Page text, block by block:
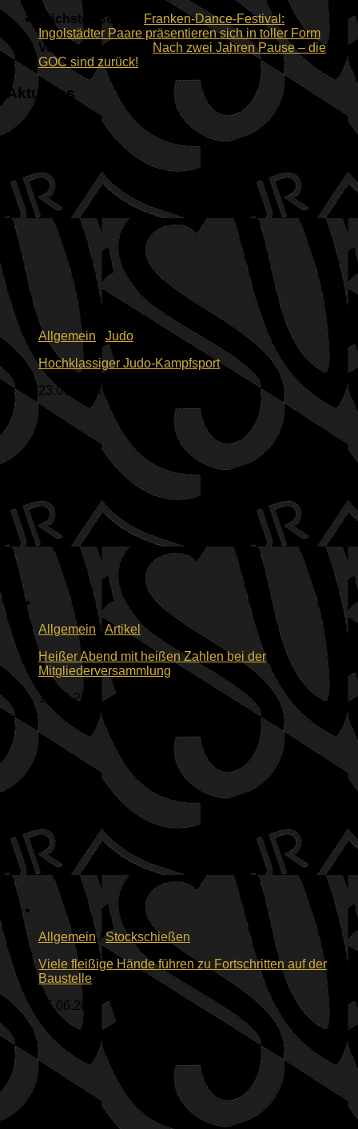
Nächster Beitrag
Franken-Dance-Festival:
Ingolstädter Paare präsentieren sich in toller Form
Vorheriger Beitrag
Nach zwei Jahren Pause – die
GOC sind zurück!
Aktuelles
Allgemein
Judo
Hochklassiger Judo-Kampfsport
23.07.2026
Allgemein /Artikel
Heißer Abend mit heißen Zahlen bei der
Mitgliederversammlung
19.06.2026
Allgemein/Stockschießen
Viele fleißige Hände führen zu Fortschritten auf der
Baustelle
15.06.2026